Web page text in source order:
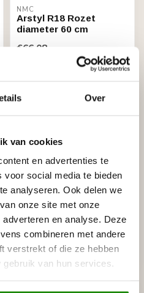
Over
van cookies
en advertenties te
voor social media te bieden
analyseren. Ook delen we
onze site met onze
en analyse. Deze
combineren met andere
verstrekt of die ze hebben
van hun services.
NMC
Arstyl R18 Rozet
diameter 60 cm
€66,08
NMC
Arstyl R11 Rozet
diameter 66 cm
€74,63
Op voorraad (3)